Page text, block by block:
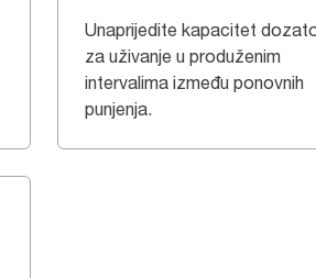
Unaprijedite kapacitet
za uživanje u produženim
intervalima između ponovnih
punjenja.